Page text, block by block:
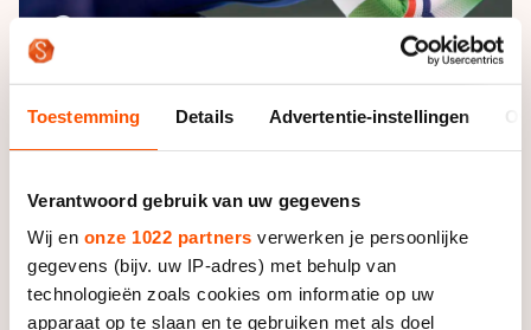
Toestemming Details Advertentie-instellingen
Verantwoord gebruik van uw gegevens
Wij en onze 1022 partners verwerken je persoonlijke
gegevens (bijv. uw IP-adres) met behulp van
technologieën zoals cookies om informatie op uw
apparaat op te slaan en te gebruiken met als doel
Tickets
Livestreams
Word schaatsfan!
Winacties
Olympische Spelen
Medaille overzicht
Foto: Huub Snoep